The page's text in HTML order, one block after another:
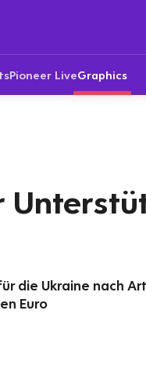
Pioneer LiveGraphics
die Ukraine nach
Euro